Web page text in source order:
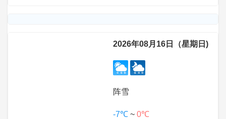
2026年08月16日（星期日)
阵雪
-7℃ ~ 0℃